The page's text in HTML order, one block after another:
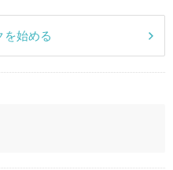
を始める